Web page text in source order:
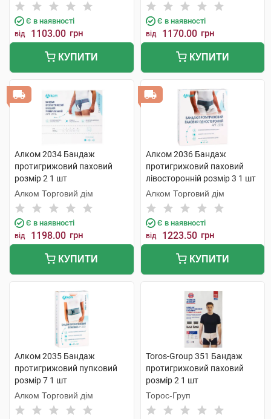
Є в наявності
від 1103.00 грн
КУПИТИ
Є в наявності
від 1170.00 грн
КУПИТИ
Алком 2034 Бандаж
протигрижовий паховий
розмір 2 1 шт
Алком Торговий дім
Є в наявності
від 1198.00 грн
КУПИТИ
Алком 2036 Бандаж
протигрижовий паховий
лівосторонній розмір 3 1 шт
Алком Торговий дім
Є в наявності
від 1223.50 грн
КУПИТИ
Алком 2035 Бандаж
протигрижовий пупковий
розмір 7 1 шт
Алком Торговий дім
Toros-Group 351 Бандаж
протигрижовий паховий
розмір 2 1 шт
Торос-Груп